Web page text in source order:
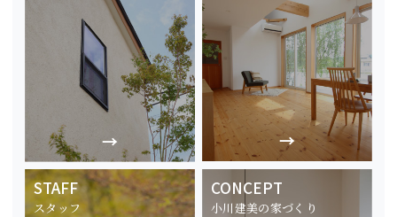
STAFF
スタッフ
CONCEPT
小川建美の家づくり